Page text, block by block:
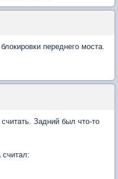
переднего моста.
Задний был что-то
считал: